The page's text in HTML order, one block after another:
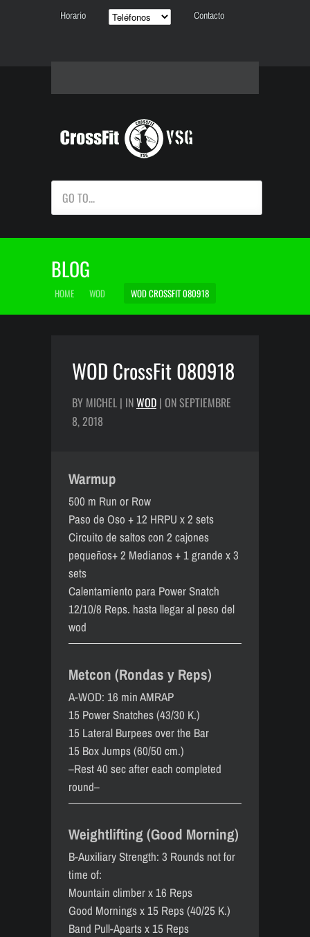
Horario Contacto
GO TO...
BLOG
HOME WOD WOD CROSSFIT 080918
WOD CrossFit 080918
BY MICHEL | INWOD | ON SEPTIEMBRE
8, 2018
Warmup
500 m Run or Row
Paso de Oso + 12 HRPU x 2 sets
Circuito de saltos con 2 cajones
pequeños+ 2 Medianos + 1 grande x 3
sets
Calentamiento para Power Snatch
12/10/8 Reps. hasta llegar al peso del
wod
Metcon (Rondas y Reps)
A-WOD: 16 min AMRAP
15 Power Snatches (43/30 K.)
15 Lateral Burpees over the Bar
15 Box Jumps (60/50 cm.)
–Rest 40 sec after each completed
round–
Weightlifting (Good Morning)
B-Auxiliary Strength: 3 Rounds not for
time of:
Mountain climber x 16 Reps
Good Mornings x 15 Reps (40/25 K.)
Band Pull-Aparts x 15 Reps